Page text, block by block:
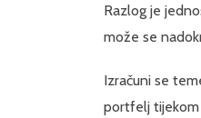
Razlog je
može se
Izračuni se
portfelj tijekom